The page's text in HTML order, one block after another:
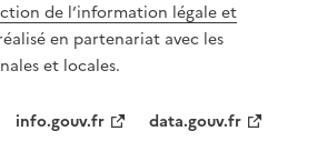
de l’information légale et
en partenariat avec les
et locales.
info.gouv.fr data.gouv.fr